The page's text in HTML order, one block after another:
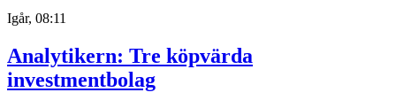
Igår, 08:11
Analytikern: Tre köpvärda
investmentbolag